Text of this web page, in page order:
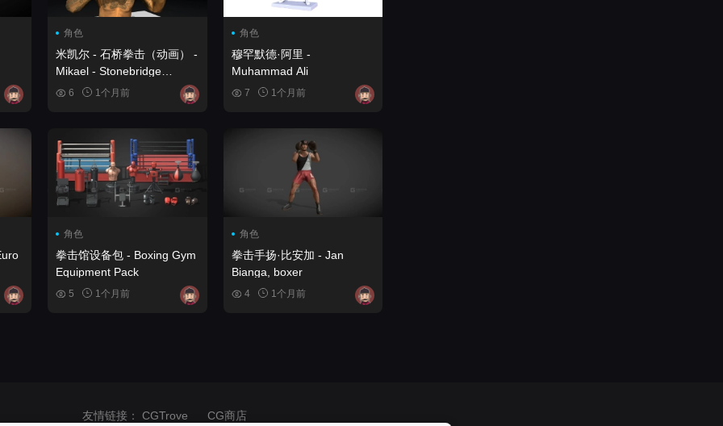
角色
米凯尔 - 石桥拳击（动画） -
Mikael - Stonebridge
Boxing (Animation)
6 1个月前
角色
穆罕默德·阿里 -
Muhammad Ali
7 1个月前
角色
拳击馆设备包 - Boxing Gym
Equipment Pack
5 1个月前
角色
拳击手扬·比安加 - Jan
Bianga, boxer
4 1个月前
友情链接： CGTrove CG商店